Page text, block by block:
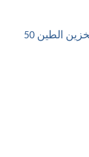
آلة صنع سائل الثلج المعيارية 20 طن + تخزين الطين 50